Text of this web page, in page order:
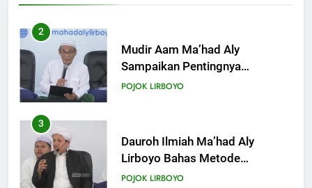
3
Dauroh Ilmiah Ma’had Aly
Lirboyo Bahas Metode
Ahlusunnah dalam
POJOK LIRBOYO
4
Dauroh Ilmiah & Sanadan Kitab
Al-Arbain an-Nawawy bersama
As-Syaikh Dr. Yasir Al-Adny
POJOK LIRBOYO